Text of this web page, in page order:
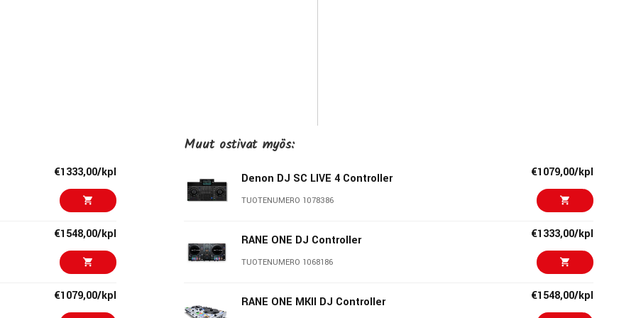
niin materiaalien kuin äänenlaadunkin osalta. Tuloksena
joka kultivoi luovuuden kukkasia. Täysin uudet ominaisuudet,
efektimoottorista puhumattakaan takaavat Fourin
Stemsien maailmassa.
Loop pituudet, tempojaon, Pitch Playn vireen, Stem elementit
€1333,00/kpl
€1548,00/kpl
€1079,00/kpl
Muut ostivat myös:
Denon DJ SC LIVE 4 Controller
TUOTENUMERO 1078386
€1079,00/kpl
RANE ONE DJ Controller
TUOTENUMERO 1068186
€1333,00/kpl
RANE ONE MKII DJ Controller €1548,00/kpl